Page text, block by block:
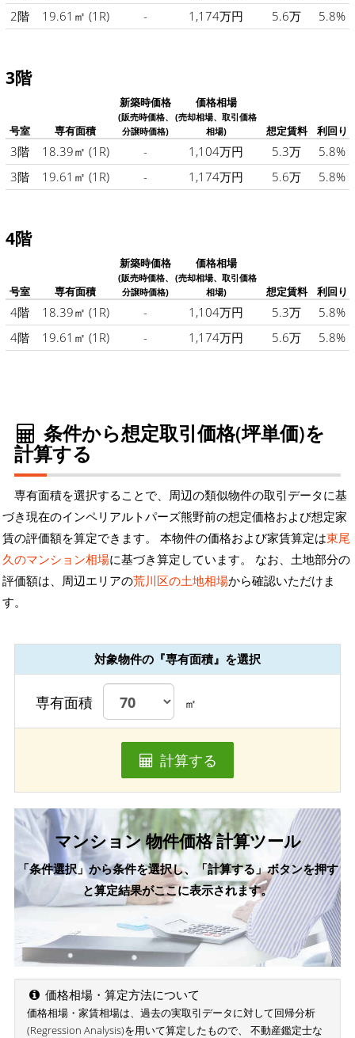
2階
19.61㎡ (1R) - 1,174万円 5.6万 5.8%
3階
号室 専有面積
新築時価格
(販売時価格、
分譲時価格)
価格相場
(売却相場、取引価格
相場)
想定賃料 利回り
3階 18.39㎡ (1R) - 1,104万円 5.3万
5.8%
3階
19.61㎡ (1R) - 1,174万円 5.6万 5.8%
4階
号室 専有面積
新築時価格
(販売時価格、
分譲時価格)
価格相場
(売却相場、取引価格
相場)
想定賃料 利回り
4階 18.39㎡ (1R) - 1,104万円 5.3万
5.8%
4階
19.61㎡ (1R) - 1,174万円 5.6万 5.8%
条件から想定取引価格(坪単価)を
計算する
専有面積を選択することで、周辺の類似物件の取引データに基
づき現在のインペリアルトパーズ熊野前の想定価格および想定家
賃の評価額を算定できます。 本物件の価格および家賃算定は東尾
久のマンション相場に基づき算定しています。 なお、土地部分の
評価額は、周辺エリアの荒川区の土地相場から確認いただけま
す。
対象物件の『専有面積』を選択
専有面積 ㎡
計算する
マンション 物件価格 計算ツール
「条件選択」から条件を選択し、「計算する」ボタンを押す
と算定結果がここに表示されます。
価格相場・算定方法について
価格相場・家賃相場は、過去の実取引データに対して回帰分析
(Regression Analysis)を用いて算定したもので、 不動産鑑定士な